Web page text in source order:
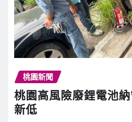
桃園新聞
桃園高風險廢鋰電池
新低